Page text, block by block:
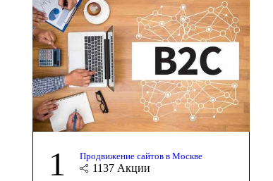
1 Продвижение сайтов в Москве
1137 Акции